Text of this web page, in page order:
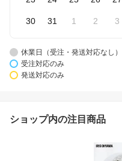
30 31 1 2 3
休業日（受注・発送対応なし）
受注対応のみ
発送対応のみ
ショップ内の注目商品